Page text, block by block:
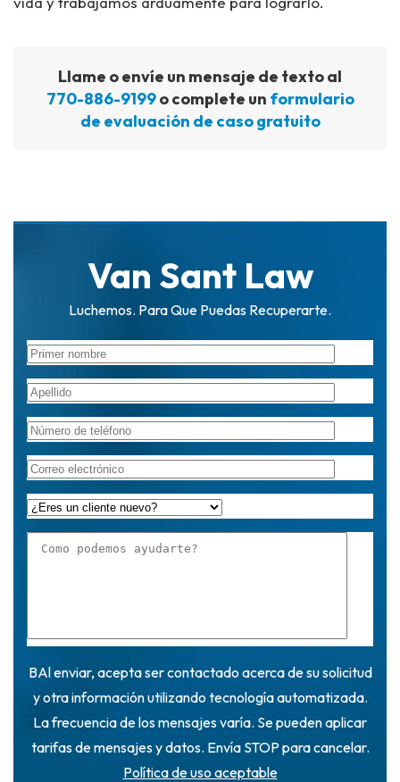
Llame o envíe un mensaje de texto al
770-886-9199o complete un formulario
de evaluación de caso gratuito
Van Sant Law
Luchemos. Para Que Puedas Recuperarte.
BAl enviar, acepta ser contactado acerca de su solicitud
y otra información utilizando tecnología automatizada.
La frecuencia de los mensajes varía. Se pueden aplicar
tarifas de mensajes y datos. Envía STOP para cancelar.
Política de uso aceptable